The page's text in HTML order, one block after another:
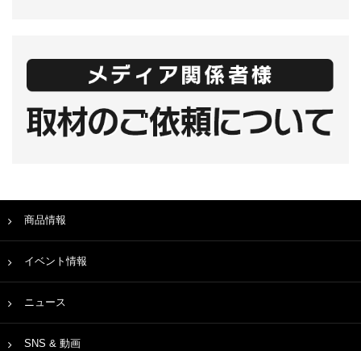
商品情報
イベント情報
ニュース
SNS & 動画